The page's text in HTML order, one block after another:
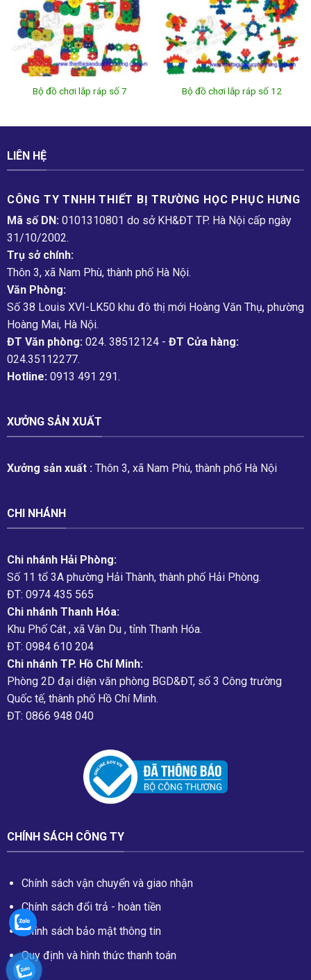
Bộ đồ chơi lắp ráp số 7 Bộ đồ chơi lắp ráp số 12
LIÊN HỆ
CÔNG TY TNHH THIẾT BỊ TRƯỜNG HỌC PHỤC H­ƯNG
Mã số DN: 0101310801 do sở KH&ĐT TP. Hà Nội cấp ngày
31/10/2002.
Trụ sở chính:
Thôn 3, xã Nam Phù, thành phố Hà Nội.
Văn Phòng:
Số 38 Louis XVI-LK50 khu đô thị mới Hoàng Văn Thụ, phường
Hoàng Mai, Hà Nội.
ĐT Văn phòng:024. 38512124 - ĐT Cửa hàng:
024.35112277.
Hotline:0913 491 291.
XƯỞNG SẢN XUẤT
Xưởng sản xuất :Thôn 3, xã Nam Phù, thành phố Hà Nội
CHI NHÁNH
Chi nhánh Hải Phòng:
Số 11 tổ 3A phường Hải Thành, thành phố Hải Phòng.
ĐT: 0974 435 565
Chi nhánh Thanh Hóa:
Khu Phố Cát , xã Vân Du , tỉnh Thanh Hóa.
ĐT: 0984 610 204
Chi nhánh TP. Hồ Chí Minh:
Phòng 2D đại diện văn phòng BGD&ĐT, số 3 Công trường
Quốc tế, thành phố Hồ Chí Minh.
ĐT: 0866 948 040
CHÍNH SÁCH CÔNG TY
Chính sách vận chuyển và giao nhận
Chính sách đổi trả - hoàn tiền
Chính sách bảo mật thông tin
Quy định và hình thức thanh toán